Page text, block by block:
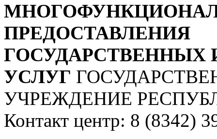
ПРЕДОСТАВЛЕНИЯ
УСЛУГ
УЧРЕЖДЕНИЕ
Контакт центр: 8 (8342)